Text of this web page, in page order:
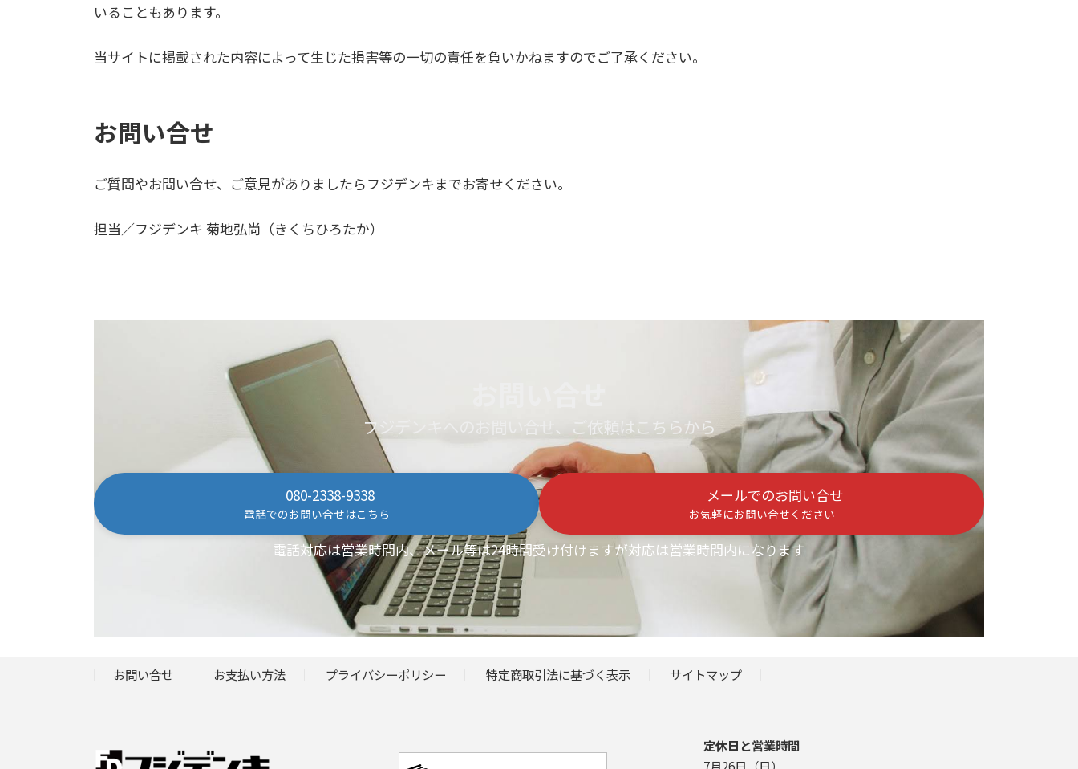
いることもあります。
当サイトに掲載された内容によって生じた損害等の一切の責任を負いかねますのでご了承ください。
お問い合せ
ご質問やお問い合せ、ご意見がありましたらフジデンキまでお寄せください。
担当／フジデンキ 菊地弘尚（きくちひろたか）
フジデンキへのお問い合せ、ご依頼はこちらから
080-2338-9338
電話でのお問い合せはこちら
メールでのお問い合せ
お気軽にお問い合せください
電話対応は営業時間内、メール等は24時間受け付けますが対応は営業時間内になります
お問い合せ お支払い方法 プライバシーポリシー 特定商取引法に基づく表示 サイトマップ
定休日と営業時間